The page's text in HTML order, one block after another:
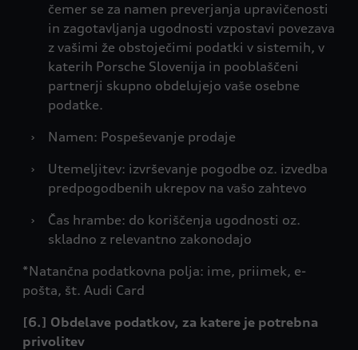
čemer se za namen preverjanja upravičenosti
in zagotavljanja ugodnosti vzpostavi povezava
z vašimi že obstoječimi podatki v sistemih, v
katerih Porsche Slovenija in pooblaščeni
partnerji skupno obdelujejo vaše osebne
podatke.
›
Namen: Pospeševanje prodaje
›
Utemeljitev: izvrševanje pogodbe oz. izvedba
predpogodbenih ukrepov na vašo zahtevo
›
Čas hrambe: do koriščenja ugodnosti oz.
skladno z relevantno zakonodajo
*Natančna podatkovna polja: ime, priimek, e-
pošta, št. Audi Card
[6.] Obdelave podatkov, za katere je potrebna
privolitev